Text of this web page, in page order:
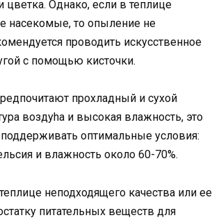
цветка. Однако, если в теплице
насекомые, то опыление не
проводить искусственное
с помощью кисточки.
прохладный и сухой
воздуha и высокая влажность, это
оптимальные условия:
и влажность около 60-70%.
неподходящего качества или ее
питательных веществ для